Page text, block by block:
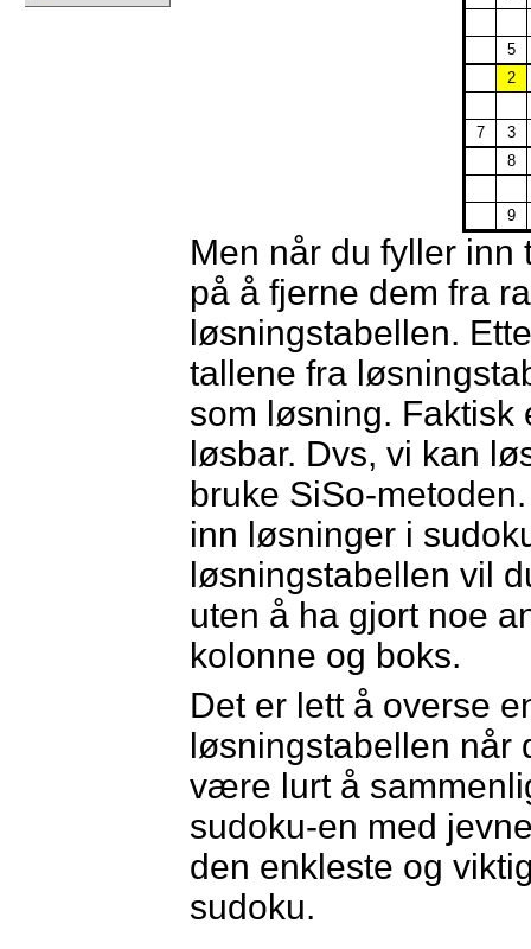
5
2
7
3
8
9
Men når du fyller inn
på å fjerne dem fra
løsningstabellen.
tallene fra
som løsning. Faktisk
løsbar. Dvs, vi kan
bruke SiSo-
inn løsninger i
løsningstabellen vil
uten å ha gjort noe
kolonne og boks.
Det er lett å overse
løsningstabellen når
være lurt å
sudoku-en med
den enkleste og
sudoku.